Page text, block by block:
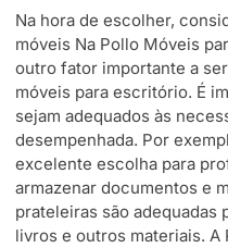
Na hora de escolher,
móveis Na Pollo Móveis
outro fator importante a
móveis para escritório. É
sejam adequados às
desempenhada. Por
excelente escolha para
armazenar documentos e
prateleiras são adequadas
livros e outros materiais.